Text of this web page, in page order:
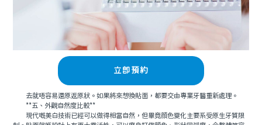
立即預約
去就唔容易還原返原狀。如果將來想換貼面，都要交由專業牙醫重新處理。
**五、外觀自然度比較**
現代嘅美白技術已經可以做得相當自然，但畢竟顔色變化主要系受原生牙質限